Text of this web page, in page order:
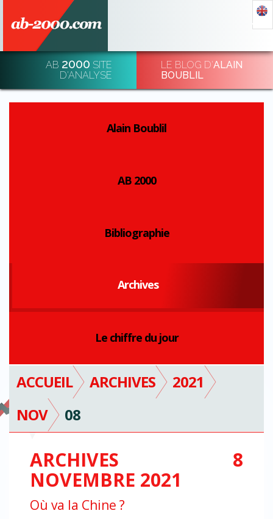
DÉCHIFFRER & DÉ-CHIFFRER L'ÉCONOMIE
INSCRIPTION
AB 2000 SITE
D'ANALYSE
LE BLOG D'ALAIN
BOUBLIL
Alain Boublil
AB 2000
Bibliographie
Archives
Le chiffre du jour
ACCUEIL ARCHIVES
2021
NOV
08
ARCHIVES 8
NOVEMBRE 2021
Où va la Chine ?